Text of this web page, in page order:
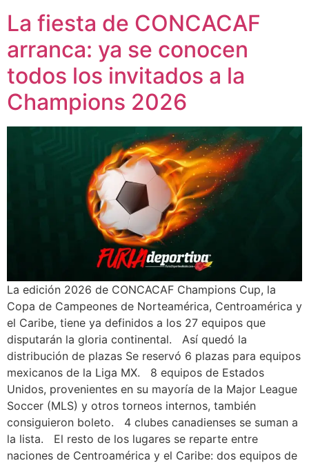
La fiesta de CONCACAF
arranca: ya se conocen
todos los invitados a la
Champions 2026
La edición 2026 de CONCACAF Champions Cup, la
Copa de Campeones de Norteamérica, Centroamérica y
el Caribe, tiene ya definidos a los 27 equipos que
disputarán la gloria continental. Así quedó la
distribución de plazas Se reservó 6 plazas para equipos
mexicanos de la Liga MX. 8 equipos de Estados
Unidos, provenientes en su mayoría de la Major League
Soccer (MLS) y otros torneos internos, también
consiguieron boleto. 4 clubes canadienses se suman a
la lista. El resto de los lugares se reparte entre
naciones de Centroamérica y el Caribe: dos equipos de